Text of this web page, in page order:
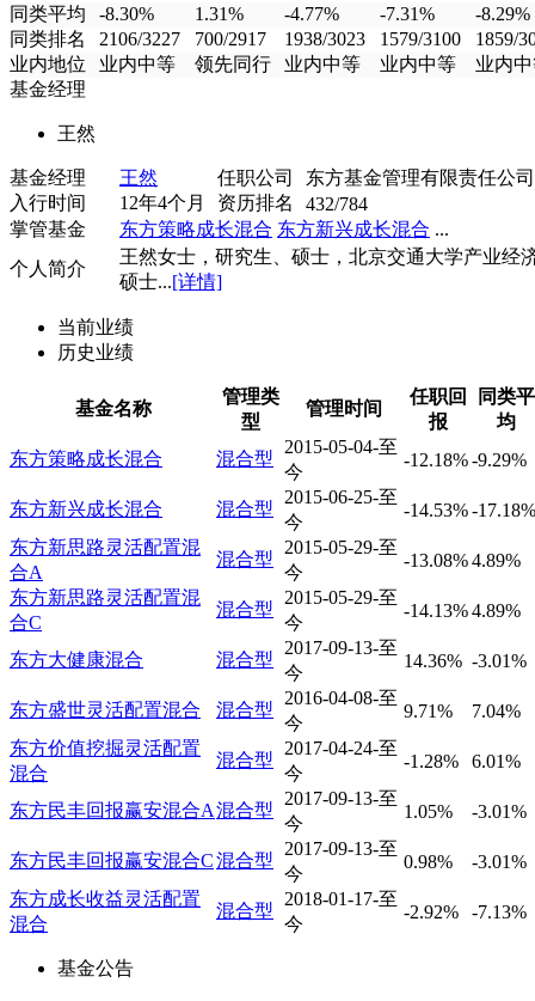
同类平均
-8.30% 1.31% -4.77% -7.31%
-8.29%
同类排名
2106/3227 700/2917 1938/3023 1579/3100
1859/
业内地位
业内中等 领先同行 业内中等 业内中等
业内
基金经理
王然
基金经理 王然 任职公司
东方基金管理有限责任公司
入行时间
12年4个月 资历排名
432/784
掌管基金
东方策略成长混合 东方新兴成长混合 ...
个人简介
王然女士，研究生、硕士，北京交通大学产业经
硕士...[详情]
当前业绩
历史业绩
基金名称
管理类
型
管理时间
任职回
报
同类平
均
东方策略成长混合
混合型
2015-05-04-至
今
-12.18%-9.29%
东方新兴成长混合 混合型
2015-06-25-至
今
-14.53%-17.18%
东方新思路灵活配置混
合A
混合型
2015-05-29-至
今
-13.08%4.89%
东方新思路灵活配置混
合C
混合型
2015-05-29-至
今
-14.13%4.89%
东方大健康混合 混合型
2017-09-13-至
今
14.36% -3.01%
东方盛世灵活配置混合 混合型
2016-04-08-至
今
9.71%
7.04%
东方价值挖掘灵活配置
混合
混合型
2017-04-24-至
今
-1.28% 6.01%
东方民丰回报赢安混合A混合型
2017-09-13-至
今
1.05% -3.01%
东方民丰回报赢安混合C混合型
2017-09-13-至
今
0.98%
-3.01%
东方成长收益灵活配置
混合
混合型
2018-01-17-至
今
-2.92% -7.13%
基金公告